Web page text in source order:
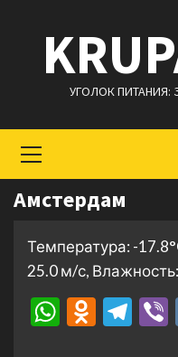
содержимому
УГОЛОК ПИТАНИЯ:
меню
Амстердам
Температура: -
25.0 м/с,